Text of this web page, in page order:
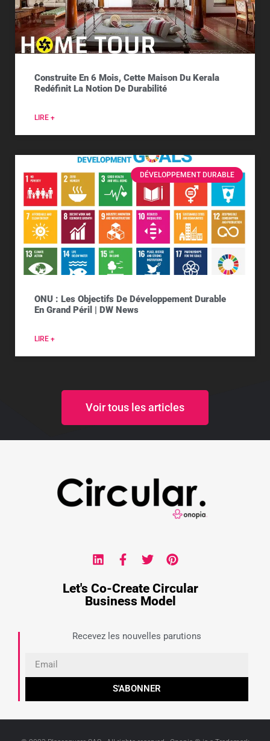
Construite En 6 Mois, Cette Maison Du Kerala
Redéfinit La Notion De Durabilité
LIRE +
DÉVELOPPEMENT DURABLE
ONU : Les Objectifs De Développement Durable
En Grand Péril | DW News
LIRE +
Voir tous les articles
Let's Co-Create Circular
Business Model
Recevez les nouvelles parutions
S'ABONNER